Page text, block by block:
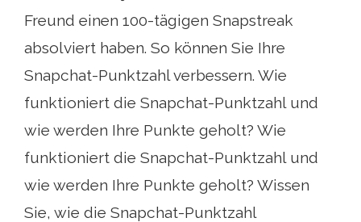
Freund einen 100-tägigen Snapstreak
absolviert haben. So können Sie Ihre
Snapchat-Punktzahl verbessern. Wie
funktioniert die Snapchat-Punktzahl und
wie werden Ihre Punkte geholt? Wie
funktioniert die Snapchat-Punktzahl und
wie werden Ihre Punkte geholt? Wissen
Sie, wie die Snapchat-Punktzahl